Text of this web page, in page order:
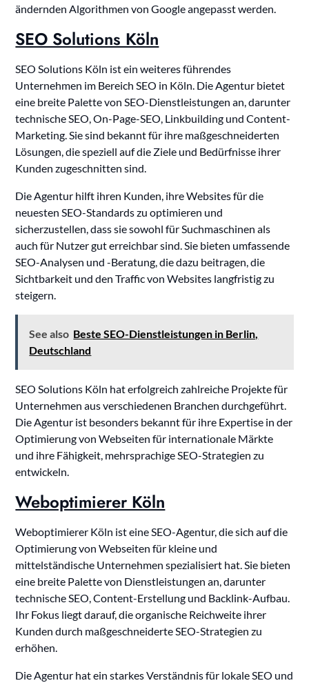
ändernden Algorithmen von Google angepasst werden.
SEO Solutions Köln
SEO Solutions Köln ist ein weiteres führendes
Unternehmen im Bereich SEO in Köln. Die Agentur bietet
eine breite Palette von SEO-Dienstleistungen an, darunter
technische SEO, On-Page-SEO, Linkbuilding und Content-
Marketing. Sie sind bekannt für ihre maßgeschneiderten
Lösungen, die speziell auf die Ziele und Bedürfnisse ihrer
Kunden zugeschnitten sind.
Die Agentur hilft ihren Kunden, ihre Websites für die
neuesten SEO-Standards zu optimieren und
sicherzustellen, dass sie sowohl für Suchmaschinen als
auch für Nutzer gut erreichbar sind. Sie bieten umfassende
SEO-Analysen und -Beratung, die dazu beitragen, die
Sichtbarkeit und den Traffic von Websites langfristig zu
steigern.
See also Beste SEO-Dienstleistungen in Berlin,
Deutschland
SEO Solutions Köln hat erfolgreich zahlreiche Projekte für
Unternehmen aus verschiedenen Branchen durchgeführt.
Die Agentur ist besonders bekannt für ihre Expertise in der
Optimierung von Webseiten für internationale Märkte
und ihre Fähigkeit, mehrsprachige SEO-Strategien zu
entwickeln.
Weboptimierer Köln
Weboptimierer Köln ist eine SEO-Agentur, die sich auf die
Optimierung von Webseiten für kleine und
mittelständische Unternehmen spezialisiert hat. Sie bieten
eine breite Palette von Dienstleistungen an, darunter
technische SEO, Content-Erstellung und Backlink-Aufbau.
Ihr Fokus liegt darauf, die organische Reichweite ihrer
Kunden durch maßgeschneiderte SEO-Strategien zu
erhöhen.
Die Agentur hat ein starkes Verständnis für lokale SEO und